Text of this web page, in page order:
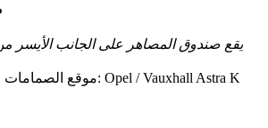
يقع صندوق المصاهر على الجانب